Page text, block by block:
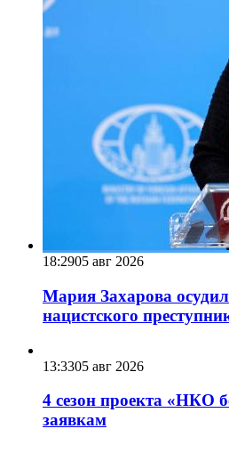
18:2905 авг 2026
Мария Захарова
нацистского
13:3305 авг 2026
4 сезон проекта «НКО
заявкам